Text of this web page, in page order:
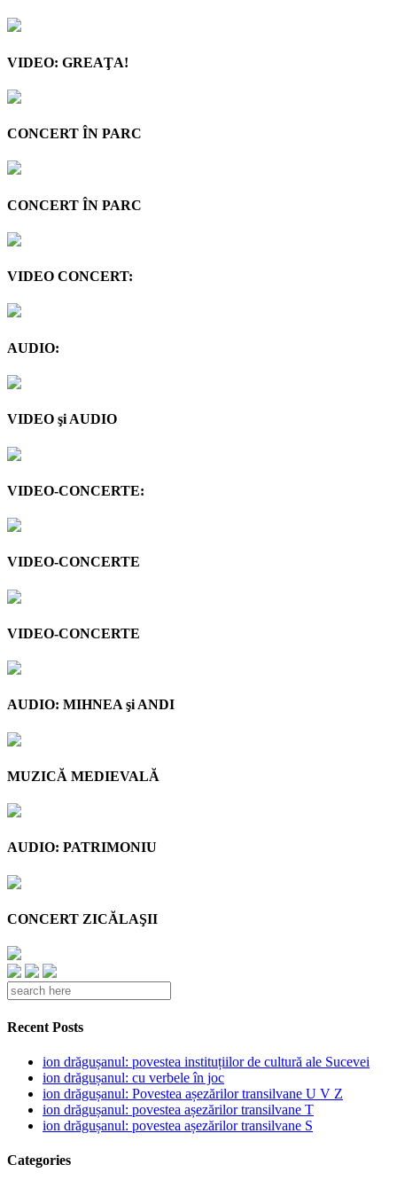
VIDEO: GREAŢA!
CONCERT ÎN PARC
CONCERT ÎN PARC
VIDEO CONCERT:
AUDIO:
VIDEO şi AUDIO
VIDEO-CONCERTE:
VIDEO-CONCERTE
VIDEO-CONCERTE
AUDIO: MIHNEA şi ANDI
MUZICĂ MEDIEVALĂ
AUDIO: PATRIMONIU
CONCERT ZICĂLAŞII
Recent Posts
ion drăgușanul: povestea instituțiilor de cultură ale Sucevei
ion drăgușanul: cu verbele în joc
ion drăgușanul: Povestea așezărilor transilvane U V Z
ion drăgușanul: povestea așezărilor transilvane T
ion drăgușanul: povestea așezărilor transilvane S
Categories